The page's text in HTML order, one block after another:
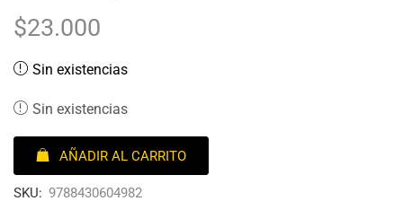
$23.000
Sin existencias
Sin existencias
AÑADIR AL CARRITO
SKU: 9788430604982